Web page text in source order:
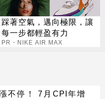
踩著空氣，邁向極限，讓
每一步都輕盈有力
PR・NIKE AIR MAX
不停！ 7月CPI年增